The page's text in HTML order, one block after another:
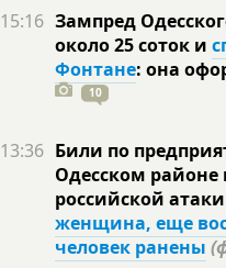
15:16 Зампред
около 25 соток и
Фонтане: она
10
13:36 Били по
Одесском районе
российской атаки
женщина, еще
человек ранены